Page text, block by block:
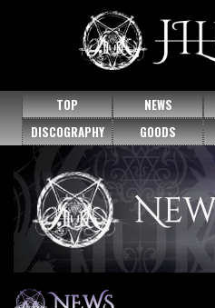
TOP NEWS
DISCOGRAPHY
GOODS